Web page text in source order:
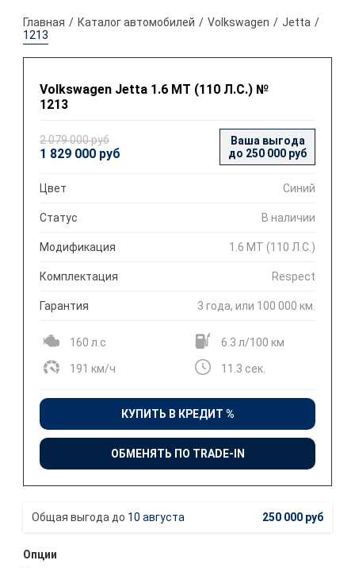
Главная Каталог автомобилей Volkswagen
Jetta
1213
Volkswagen Jetta 1.6 МT (110 Л.С.) №
1213
2 079 000 руб
1 829 000 руб
Ваша выгода
до 250 000 руб
Цвет Синий
Статус В наличии
Модификация 1.6 МT (110 Л.С.)
Комплектация Respect
Гарантия 3 года, или 100 000 км.
160 л.с 6.3 л/100 км
191 км/ч 11.3 сек.
КУПИТЬ В КРЕДИТ %
ОБМЕНЯТЬ ПО TRADE-IN
10 августа 250 000 руб
Опции